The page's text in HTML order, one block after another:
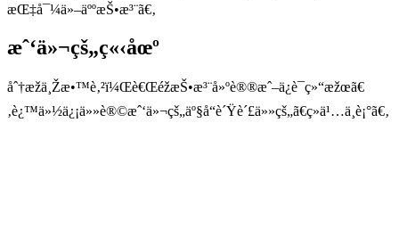
æŒ‡å¯¼ä»–äººæŠ•æ³¨ã€‚
æˆ‘ä»¬çš„ç«‹åœº
åˆ†æžä¸Žæ•™è‚²ï¼Œè€ŒéžæŠ•æ³¨å»ºè®®æˆ–ä¿è¯ç»“æžœã€
‚è¿™ä»½ä¿¡ä»»è®©æˆ‘ä»¬çš„äº§å“è´Ÿè´£ä»»çš„ã€ç»ä¹…ä¸è¡°ã€‚